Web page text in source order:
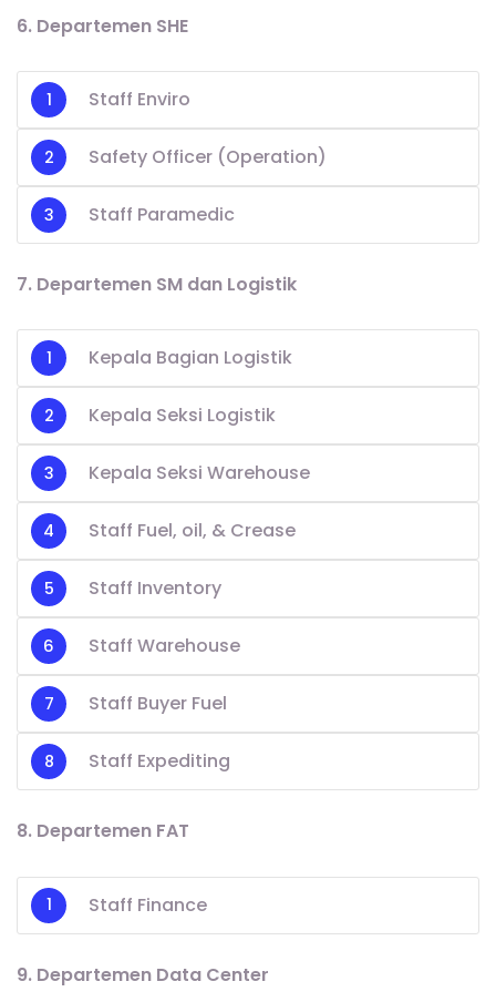
6. Departemen SHE
Staff Enviro
Safety Officer (Operation)
Staff Paramedic
7. Departemen SM dan Logistik
Kepala Bagian Logistik
Kepala Seksi Logistik
Kepala Seksi Warehouse
Staff Fuel, oil, & Crease
Staff Inventory
Staff Warehouse
Staff Buyer Fuel
Staff Expediting
8. Departemen FAT
Staff Finance
9. Departemen Data Center